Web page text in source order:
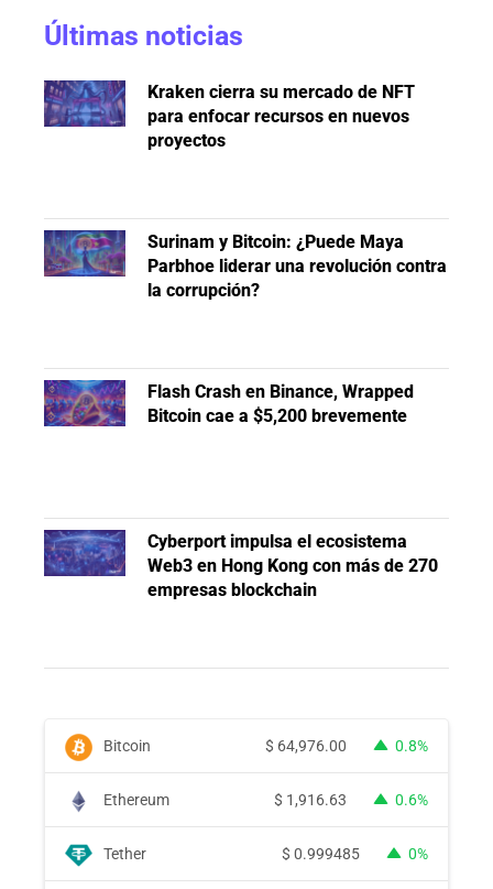
Últimas noticias
Kraken cierra su mercado de NFT
para enfocar recursos en nuevos
proyectos
Surinam y Bitcoin: ¿Puede Maya
Parbhoe liderar una revolución contra
la corrupción?
Flash Crash en Binance, Wrapped
Bitcoin cae a $5,200 brevemente
Cyberport impulsa el ecosistema
Web3 en Hong Kong con más de 270
empresas blockchain
Bitcoin $ 64,976.00 0.8%
Ethereum $ 1,916.63 0.6%
Tether $ 0.999485 0%